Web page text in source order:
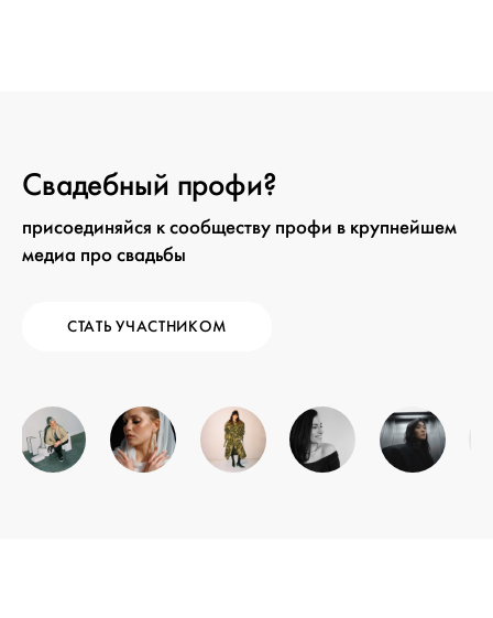
Свадебный профи?
присоединяйся к сообществу профи в крупнейшем
медиа про свадьбы
СТАТЬ УЧАСТНИКОМ